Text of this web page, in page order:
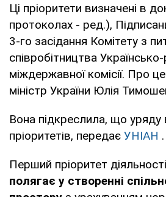
Ці пріоритети визначені в
протоколах - ред.),
3-го засідання Комітету з
співробітництва Українсько-
міждержавної комісії. Про
міністр України Юлія
Вона підкреслила, що уряду
пріоритетів, передає УНІАН .
Перший пріоритет
полягає у створенні